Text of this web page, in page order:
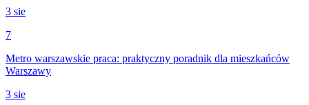
3 sie
7
Metro warszawskie praca: praktyczny poradnik dla mieszkańców
Warszawy
3 sie